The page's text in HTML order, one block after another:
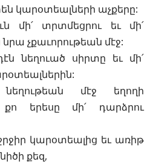
կարօտեալների աչքերը:
մի՛ տրտմեցրու եւ մի՛
չքաւորութեան մէջ:
նեղուած սիրտը եւ մի՛
մէջ եղողի
երեսը մի՛ դարձրու
կարօտեալից եւ առիթ
քեզ,